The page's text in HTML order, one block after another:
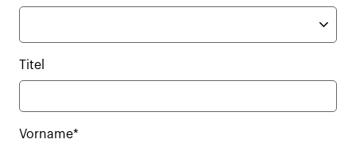
Titel
Vorname*